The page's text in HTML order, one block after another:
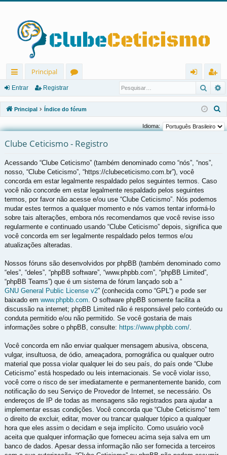
in
ks
rá
os
Principal
u
ns
ra
r
eg
ist
ra
Entrar Registrar
Principal Índice do fórum
s
Idioma:
Clube Ceticismo - Registro
Acessando “Clube Ceticismo” (também denominado como “nós”, “nos”,
nosso, “Clube Ceticismo”, “https://clubeceticismo.com.br”), você
concorda em estar legalmente respaldado pelos seguintes termos. Caso
você não concorde em estar legalmente respaldado pelos seguintes
termos, por favor não acesse e/ou use “Clube Ceticismo”. Nós podemos
mudar estes termos a qualquer momento e nós vamos tentar informá-lo
sobre tais alterações, embora nós recomendamos que você revise isso
regularmente e continuado usando “Clube Ceticismo” depois, significa que
você concorda em ser legalmente respaldado pelos termos e/ou
atualizações alteradas.
Nossos fóruns são desenvolvidos por phpBB (também denominado como
“eles”, “deles”, “phpBB software”, “www.phpbb.com”, “phpBB Limited”,
“phpBB Teams”) que é um sistema de fórum lançado sob a “
GNU General Public License v2” (conhecida como “GPL”) e pode ser
baixado em www.phpbb.com . O software phpBB somente facilita a
discussão na internet; phpBB Limited não é responsável pelo conteúdo ou
conduta permitido e/ou não permitido. Se você gostaria de mais
informações sobre o phpBB, consulte: https://www.phpbb.com/
Você concorda em não enviar qualquer mensagem abusiva, obscena,
vulgar, insultuosa, de ódio, ameaçadora, pornográfica ou qualquer outro
material que possa violar qualquer lei do seu país, do país onde “Clube
Ceticismo” está hospedado ou leis internacionais. Se você violar isso,
você corre o risco de ser imediatamente e permanentemente banido, com
notificação do seu Serviço de Provedor de Internet, se necessário. Os
endereços de IP de todas as mensagens são registrados para ajudar a
implementar essas condições. Você concorda que “Clube Ceticismo” tem
o direito de excluir, editar, mover ou trancar qualquer tópico a qualquer
hora que eles assim o decidam e seja implícito. Como usuário você
aceita que qualquer informação que forneceu acima seja salva em um
banco de dados. Apesar dessa informação não ser fornecida a terceiros